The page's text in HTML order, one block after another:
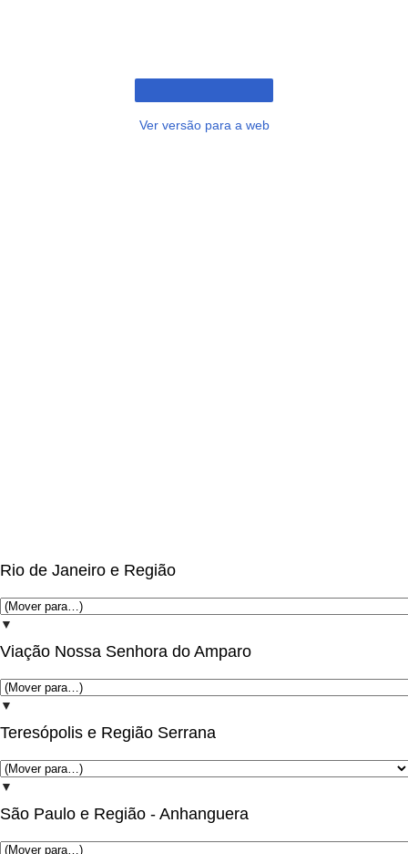
Ver versão para a web
Rio de Janeiro e Região
▼
Viação Nossa Senhora do Amparo
▼
Teresópolis e Região Serrana
▼
São Paulo e Região - Anhanguera